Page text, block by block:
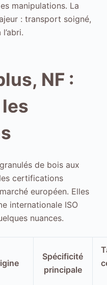
manipulations. La
: transport soigné,
NF :
de bois aux
certifications
européen. Elles
internationale ISO
nuances.
Spécificité
principale